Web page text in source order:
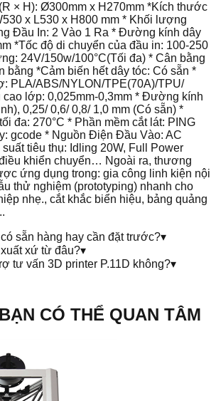
× H): Ø300mm x H270mm *Kích thước
x L530 x H800 mm * Khối lượng
Đầu In: 2 Vào 1 Ra * Đường kính dây
*Tốc độ di chuyển của đầu in: 100-250
24V/150w/100°C(Tối đa) * Cân bằng
bằng *Cảm biến hết dây tóc: Có sẵn *
PLA/ABS/NYLON/TPE(70A)/TPU/
cao lớp: 0,025mm-0,3mm * Đường kính
0,25/ 0,6/ 0,8/ 1,0 mm (Có sẵn) *
đa: 270°C * Phần mềm cắt lát: PING
gcode * Nguồn Điện Đầu Vào: AC
tiêu thụ: Idling 20W, Full Power
khiển chuyển… Ngoài ra, thương
ứng dụng trong: gia công linh kiện nội
thử nghiệm (prototyping) nhanh cho
nhẹ., cắt khắc biển hiệu, bảng quảng
sẵn hàng hay cần đặt trước?▾
xứ từ đâu?▾
tư vấn 3D printer P.11D không?▾
CÓ THỂ QUAN TÂM